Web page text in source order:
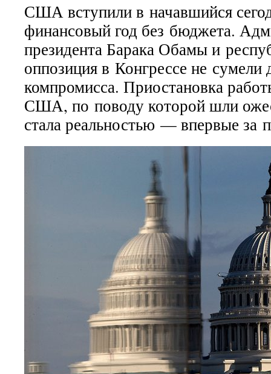
США вступили в начавшийся
финансовый год без бюджета.
президента Барака Обамы и
оппозиция в Конгрессе не сумели
компромисса. Приостановка
США, по поводу которой шли
стала реальностью — впервые за